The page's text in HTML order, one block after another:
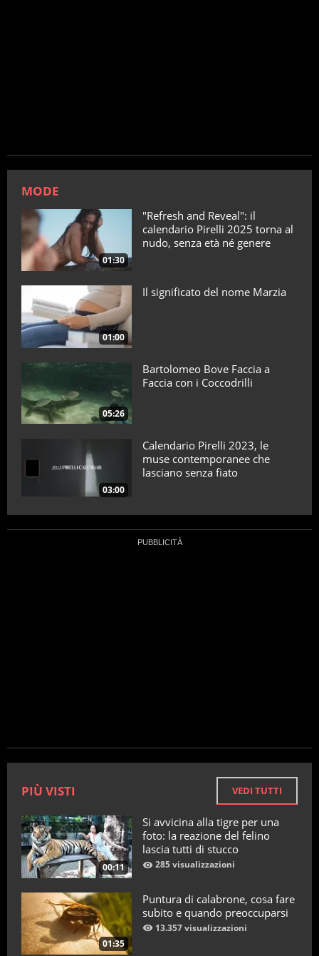
MODE
01:30
"Refresh and Reveal": il
calendario Pirelli 2025 torna al
nudo, senza età né genere
01:00
Il significato del nome Marzia
05:26
Bartolomeo Bove Faccia a
Faccia con i Coccodrilli
03:00
Calendario Pirelli 2023, le
muse contemporanee che
lasciano senza fiato
PIÙ VISTI VEDI TUTTI
00:11
Si avvicina alla tigre per una
foto: la reazione del felino
lascia tutti di stucco
285 visualizzazioni
01:35
Puntura di calabrone, cosa fare
subito e quando preoccuparsi
13.357 visualizzazioni